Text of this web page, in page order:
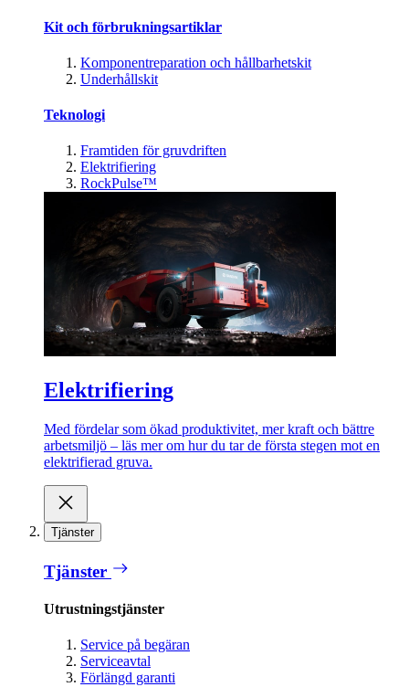
Kit och förbrukningsartiklar
Komponentreparation och hållbarhetskit
Underhållskit
Teknologi
Framtiden för gruvdriften
Elektrifiering
RockPulse™
Elektrifiering
Med fördelar som ökad produktivitet, mer kraft och bättre
arbetsmiljö – läs mer om hur du tar de första stegen mot en
elektrifierad gruva.
Tjänster
Tjänster
Utrustningstjänster
Service på begäran
Serviceavtal
Förlängd garanti